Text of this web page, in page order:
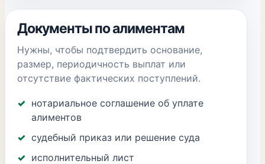
Документы по алиментам
Нужны, чтобы подтвердить основание,
размер, периодичность выплат или
отсутствие фактических поступлений.
нотариальное соглашение об уплате
алиментов
судебный приказ или решение суда
исполнительный лист